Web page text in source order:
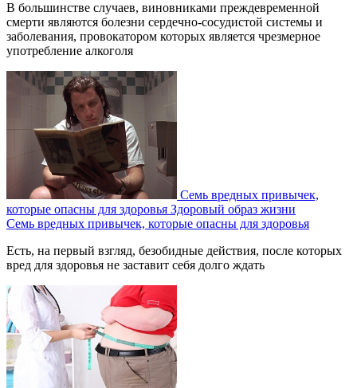
В большинстве случаев, виновниками преждевременной
смерти являются болезни сердечно-сосудистой системы и
заболевания, провокатором которых является чрезмерное
употребление алкоголя
Семь вредных привычек,
которые опасны для здоровья Здоровый образ жизни
Семь вредных привычек, которые опасны для здоровья
Есть, на первый взгляд, безобидные действия, после которых
вред для здоровья не заставит себя долго ждать